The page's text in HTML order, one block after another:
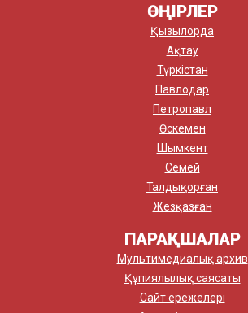
ӨҢІРЛЕР
Қызылорда
Ақтау
Түркістан
Павлодар
Петропавл
Өскемен
Шымкент
Семей
Талдықорған
Жезқазған
ПАРАҚШАЛАР
Мультимедиалық архив
Құпиялылық саясаты
Сайт ережелері